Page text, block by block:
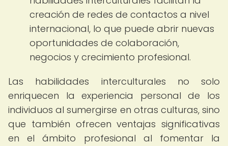
creación de redes de contactos a nivel
internacional, lo que puede abrir nuevas
oportunidades de colaboración,
negocios y crecimiento profesional.
Las habilidades interculturales no solo
enriquecen la experiencia personal de los
individuos al sumergirse en otras culturas, sino
que también ofrecen ventajas significativas
en el ámbito profesional al fomentar la